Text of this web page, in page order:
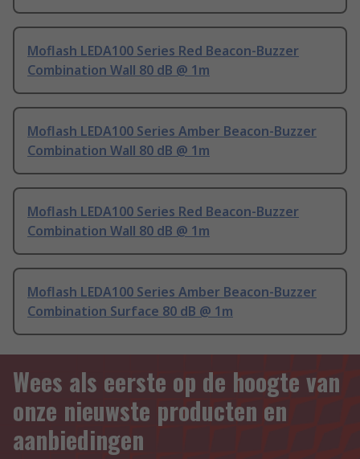
Moflash LEDA100 Series Red Beacon-Buzzer
Combination Wall 80 dB @ 1m
Moflash LEDA100 Series Amber Beacon-Buzzer
Combination Wall 80 dB @ 1m
Moflash LEDA100 Series Red Beacon-Buzzer
Combination Wall 80 dB @ 1m
Moflash LEDA100 Series Amber Beacon-Buzzer
Combination Surface 80 dB @ 1m
Wees als eerste op de hoogte van
onze nieuwste producten en
aanbiedingen